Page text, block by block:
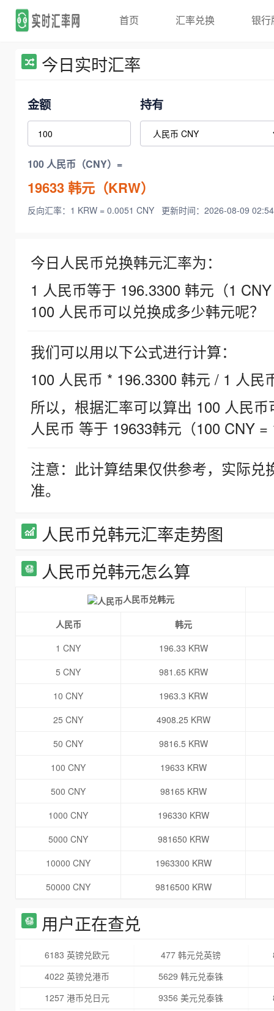
首页 汇率兑换 银行
今日实时汇率
金额 持有
100 人民币（CNY）=
19633韩元（KRW）
反向汇率：1 KRW = 0.0051 CNY 更新时间：2026-08-09
今日人民币兑换韩元汇率为：
1 人民币等于 196.3300 韩元（1
100 人民币可以兑换成多少韩元呢？
我们可以用以下公式进行计算：
100 人民币 * 196.3300 韩元 / 1 人民
所以，根据汇率可以算出 100 人民
人民币 等于 19633韩元（100 CNY =
注意：此计算结果仅供参考，实际
准。
人民币兑韩元汇率走势图
人民币兑韩元怎么算
人民币兑韩元
人民币
韩元
1 CNY
196.33 KRW
5 CNY
981.65 KRW
10 CNY
1963.3 KRW
25 CNY
4908.25 KRW
50 CNY
9816.5 KRW
100 CNY
19633 KRW
500 CNY
98165 KRW
1000 CNY
196330 KRW
5000 CNY
981650 KRW
10000 CNY
1963300 KRW
50000 CNY
9816500 KRW
用户正在查兑
6183 英镑兑欧元 477 韩元兑英镑
4022 英镑兑港币
5629 韩元兑泰铢
1257 港币兑日元
9356 美元兑泰铢